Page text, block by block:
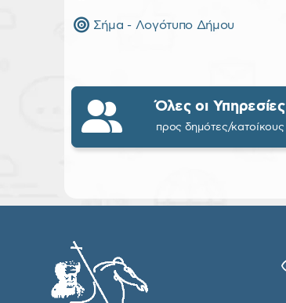
Σήμα - Λογότυπο Δήμου
Όλες οι Υπηρεσίες
προς δημότες/κατοίκους